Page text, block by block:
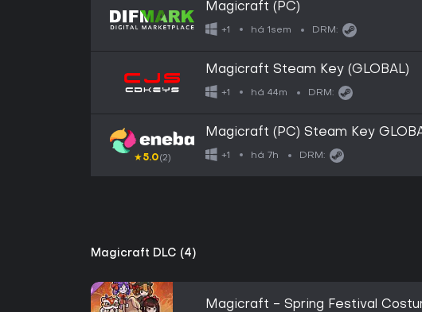
Magicraft (PC)
+1 há 1sem DRM:
Magicraft Steam Key (GLOBAL)
+1 há 44m DRM:
★5.0(2)
Magicraft (PC) Steam Key
+1 há 7h DRM:
Magicraft DLC (4)
Magicraft - Spring Festival